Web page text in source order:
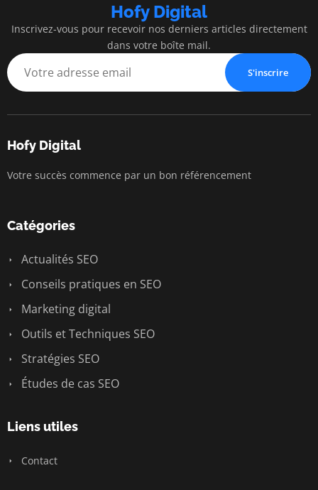
Hofy Digital
Inscrivez-vous pour recevoir nos derniers articles directement
dans votre boîte mail.
S'inscrire
Hofy Digital
Votre succès commence par un bon référencement
Catégories
Actualités SEO
Conseils pratiques en SEO
Marketing digital
Outils et Techniques SEO
Stratégies SEO
Études de cas SEO
Liens utiles
Contact